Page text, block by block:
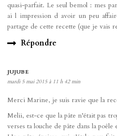
quasi-parfait. Le seul bemol : mes
ai l impression d avoir un peu
partage de cette recette (que je vais
Répondre
JUJUBE
mardi 5 mai 2015 à 11 h 42 min
Merci Marine, je suis ravie que la
Melii, est-ce que la pâte n’était pas
verses ta louche de pâte dans la poêle